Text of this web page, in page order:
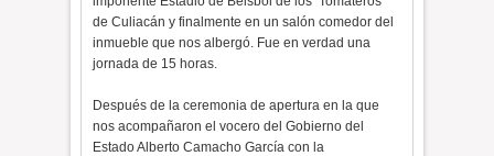
de Culiacán y finalmente en un salón comedor del
inmueble que nos albergó. Fue en verdad una
jornada de 15 horas.
Después de la ceremonia de apertura en la que
nos acompañaron el vocero del Gobierno del
Estado Alberto Camacho García con la